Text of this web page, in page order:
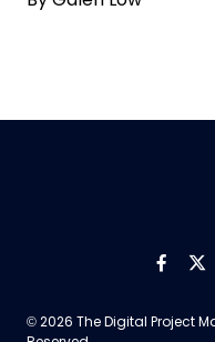
Like
© 2026 The Digital Project